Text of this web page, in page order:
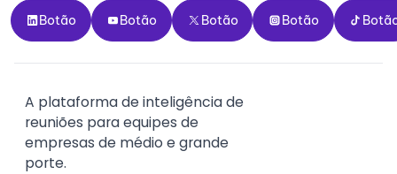
Botão
Botão
Botão
Botão
Botão
Botão
Botão
Botão Botão
A plataforma de inteligência de
reuniões para equipes de
empresas de médio e grande
porte.